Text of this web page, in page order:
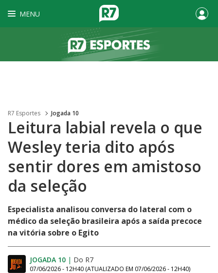
MENU
R7 Esportes Jogada 10
Leitura labial revela o que
Wesley teria dito após
sentir dores em amistoso
da seleção
Especialista analisou conversa do lateral com o
médico da seleção brasileira após a saída precoce
na vitória sobre o Egito
JOGADA 10 | Do R7
07/06/2026 - 12H40 (ATUALIZADO EM 07/06/2026 - 12H40)